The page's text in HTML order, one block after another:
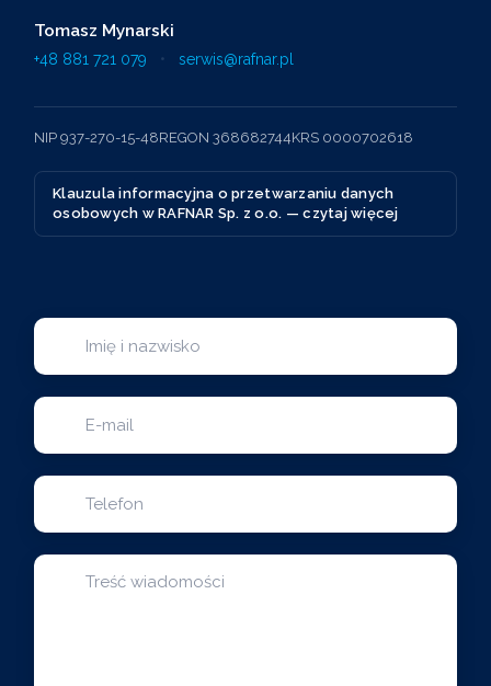
Tomasz Mynarski
+48 881 721 079 • serwis@rafnar.pl
NIP 937-270-15-48REGON 368682744KRS 0000702618
Klauzula informacyjna o przetwarzaniu danych
osobowych w RAFNAR Sp. z o.o. — czytaj więcej